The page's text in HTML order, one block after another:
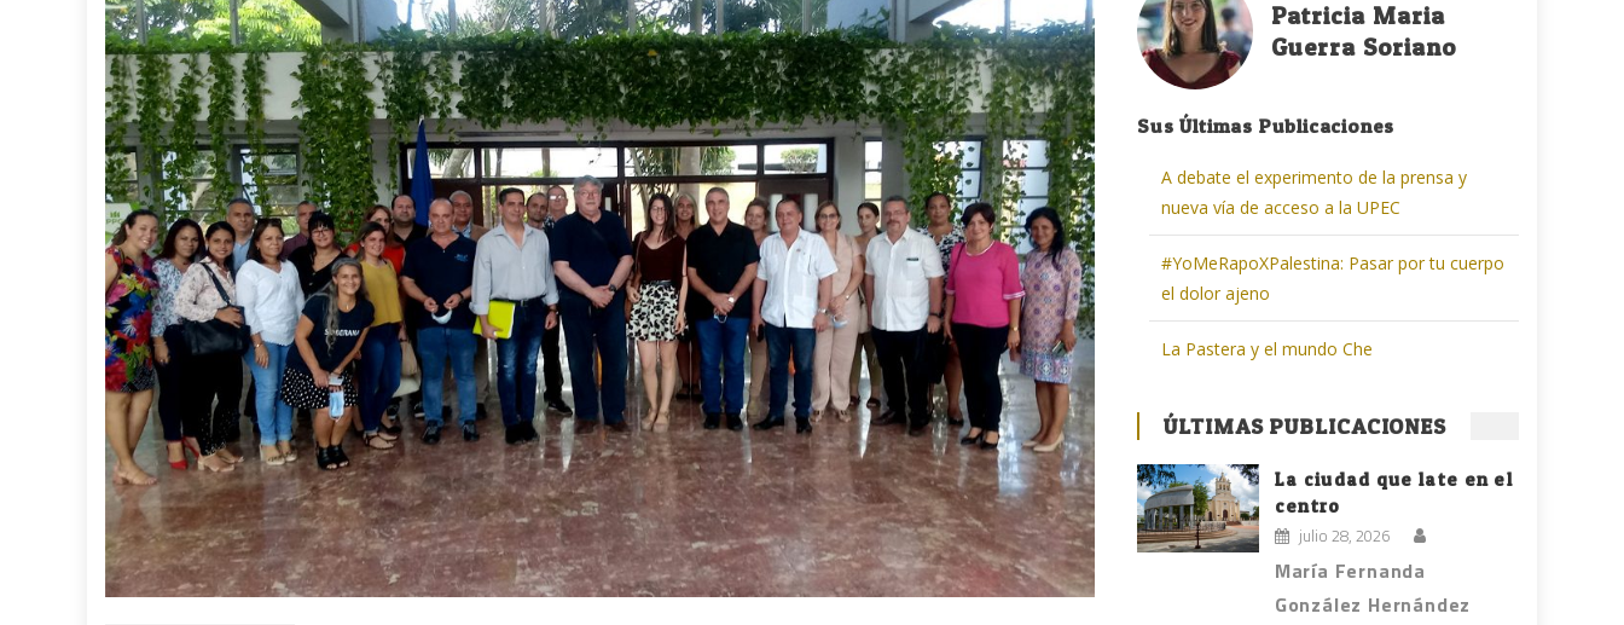
Patricia Maria
Guerra Soriano
Sus Últimas Publicaciones
A debate el experimento de la prensa y
nueva vía de acceso a la UPEC
#YoMeRapoXPalestina: Pasar por tu cuerpo
el dolor ajeno
La Pastera y el mundo Che
ÚLTIMAS PUBLICACIONES
La ciudad que late en el
centro
julio 28, 2026
María Fernanda
González Hernández